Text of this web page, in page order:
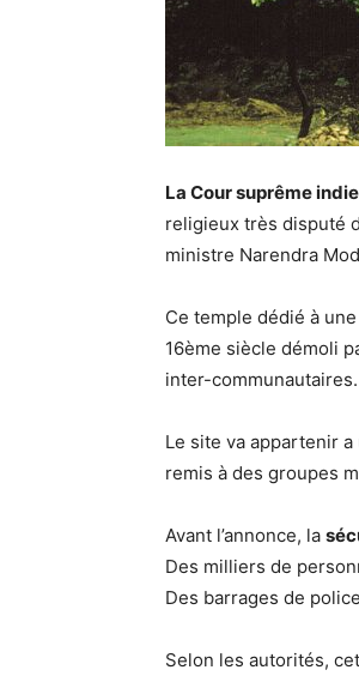
La Cour suprême
religieux très disputé
ministre Narendra
Ce temple dédié à
16ème siècle démoli
inter-communautaires.
Le site va appartenir
remis à des groupes
Avant l’annonce, la
Des milliers de
Des barrages de
Selon les autorités,